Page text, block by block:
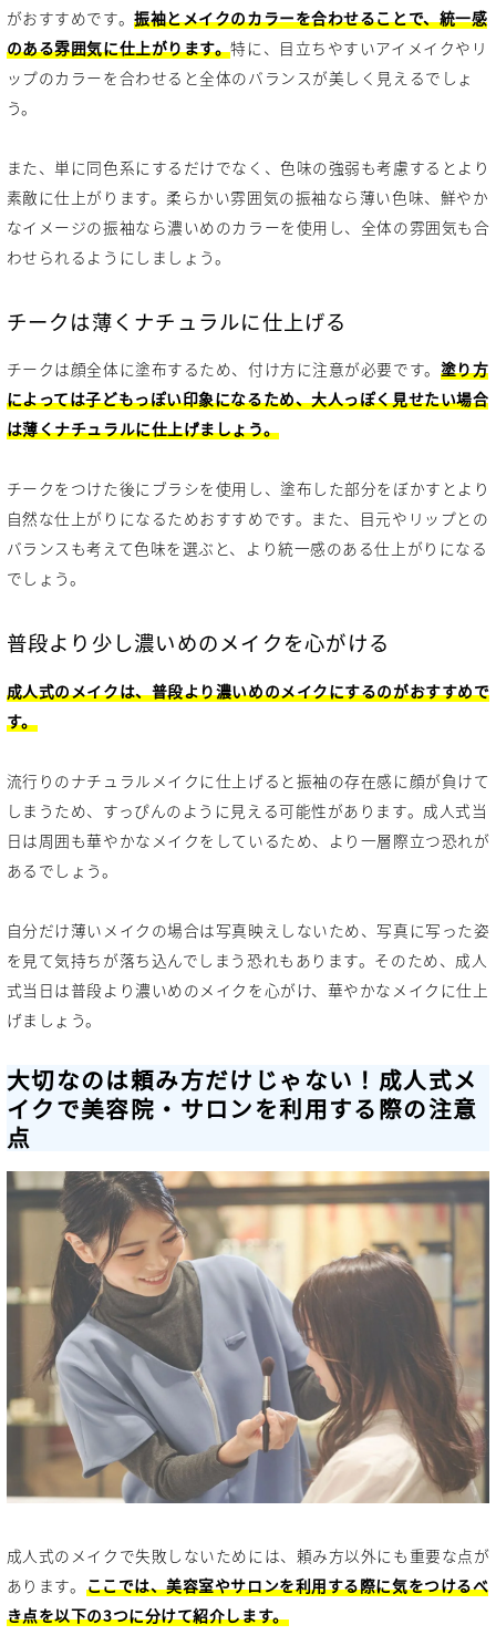
がおすすめです。振袖とメイクのカラーを合わせることで、統一感
のある雰囲気に仕上がります。特に、目立ちやすいアイメイクやリ
ップのカラーを合わせると全体のバランスが美しく見えるでしょ
う。
また、単に同色系にするだけでなく、色味の強弱も考慮するとより
素敵に仕上がります。柔らかい雰囲気の振袖なら薄い色味、鮮やか
なイメージの振袖なら濃いめのカラーを使用し、全体の雰囲気も合
わせられるようにしましょう。
チークは薄くナチュラルに仕上げる
チークは顔全体に塗布するため、付け方に注意が必要です。 塗り方
によっては子どもっぽい印象になるため、大人っぽく見せたい場合
は薄くナチュラルに仕上げましょう。
チークをつけた後にブラシを使用し、塗布した部分をぼかすとより
自然な仕上がりになるためおすすめです。また、目元やリップとの
バランスも考えて色味を選ぶと、より統一感のある仕上がりになる
でしょう。
普段より少し濃いめのメイクを心がける
成人式のメイクは、普段より濃いめのメイクにするのがおすすめで
す。
流行りのナチュラルメイクに仕上げると振袖の存在感に顔が負けて
しまうため、すっぴんのように見える可能性があります。成人式当
日は周囲も華やかなメイクをしているため、より一層際立つ恐れが
あるでしょう。
自分だけ薄いメイクの場合は写真映えしないため、写真に写った姿
を見て気持ちが落ち込んでしまう恐れもあります。そのため、成人
式当日は普段より濃いめのメイクを心がけ、華やかなメイクに仕上
げましょう。
大切なのは頼み方だけじゃない！成人式メ
イクで美容院・サロンを利用する際の注意
点
成人式のメイクで失敗しないためには、頼み方以外にも重要な点が
あります。 ここでは、美容室やサロンを利用する際に気をつけるべ
き点を以下の3つに分けて紹介します。